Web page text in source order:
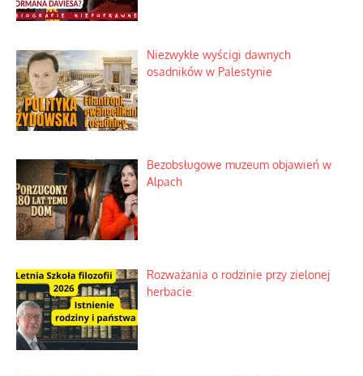
Niezwykłe wyścigi dawnych
osadników w Palestynie
Bezobsługowe muzeum objawień w
Alpach
Rozważania o rodzinie przy zielonej
herbacie